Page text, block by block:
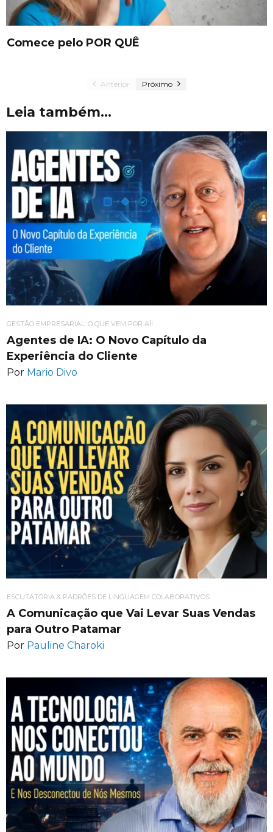
Comece pelo POR QUÊ
Anterior Próximo
Leia também...
GESTÃO EMPRESARIAL: O QUE VEM POR AÍ!
Agentes de IA: O Novo Capítulo da
Experiência do Cliente
Por Mario Divo
ESCUTATÓRIA & PADRÕES DE LINGUAGEM COLABORATIVOS
A Comunicação que Vai Levar Suas Vendas
para Outro Patamar
Por Pauline Charoki